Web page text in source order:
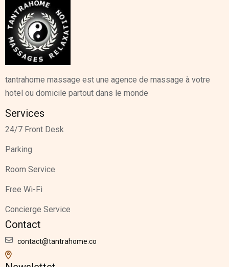
tantrahome massage est une agence de massage à votre
hotel ou domicile partout dans le monde
Services
24/7 Front Desk
Parking
Room Service
Free Wi-Fi
Concierge Service
Contact
contact@tantrahome.co